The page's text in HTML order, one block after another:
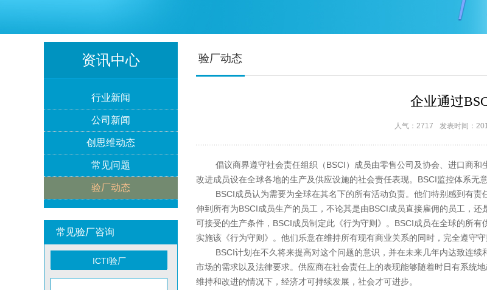
资讯中心
行业新闻
公司新闻
创思维动态
常见问题
验厂动态
常见验厂咨询
Lowe's劳氏验厂
BSCI验厂
ICTI验厂
验厂动态
企业通过
人气：2717 发表时间：
倡议商界遵守社会责任组织（BSCI）成员由零售公司及协会、进口商和
改进成员设在全球各地的生产及供应设施的社会责任表现。BSCI监控体系无
BSCI成员认为需要为全球在其名下的所有活动负责。他们特别感到有责
伸到所有为BSCI成员生产的员工，不论其是由BSCI成员直接雇佣的员工，
可接受的生产条件，BSCI成员制定此《行为守则》。BSCI成员在全球的所
实施该《行为守则》。他们乐意在维持所有现有商业关系的同时，完全遵守守
BSCI计划在不久将来提高对这个问题的意识，并在未来几年内达致连续
市场的需求以及法律要求。供应商在社会责任上的表现能够随着时日有系统
维持和改进的情况下，经济才可持续发展，社会才可进步。